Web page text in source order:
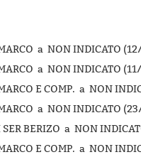
a NON INDICATO
a NON INDICATO
E COMP. a NON
MARCO a NON INDICATO
SER BERIZO a NON
E COMP. a NON